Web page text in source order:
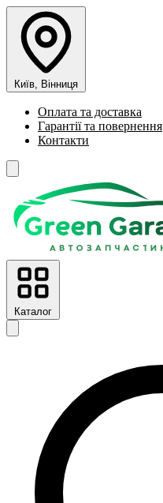
Київ, Вінниця
Оплата та доставка
Гарантії та повернення
Контакти
Каталог